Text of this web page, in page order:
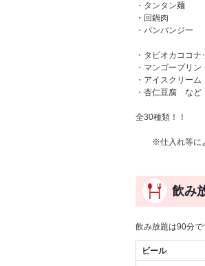
・タンタン麺
・回鍋肉
・バンバンジー
・タピオカココ
・マンゴープリン
・アイスクリーム
・杏仁豆腐 など
全30種類！！
※仕入れ等によ
飲み
飲み放題は90分
ビール